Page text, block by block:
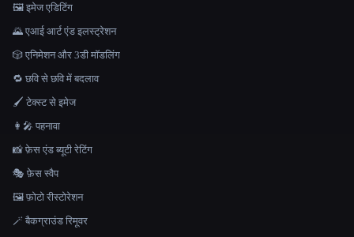
🖼️ इमेज एडिटिंग
🌄 एआई आर्ट एंड इलस्ट्रेशन
🎲 एनिमेशन और 3डी मॉडलिंग
🔁 छवि से छवि में बदलाव
🖌️ टेक्स्ट से इमेज
👩‍🎤 पहनावा
📸 फ़ेस एंड ब्यूटी रेटिंग
🎭 फ़ेस स्वैप
🖼️ फ़ोटो रीस्टोरेशन
🪄 बैकग्राउंड रिमूवर